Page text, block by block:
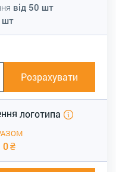
від 50 шт
шт
Розрахувати
логотипа
0₴